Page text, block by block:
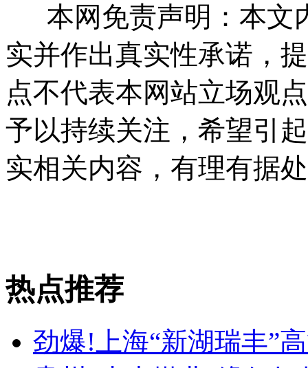
本网免责声明：本文
实并作出真实性承诺，
点不代表本网站立场观
予以持续关注，希望引
实相关内容，有理有据
热点推荐
劲爆!上海“新湖瑞丰”